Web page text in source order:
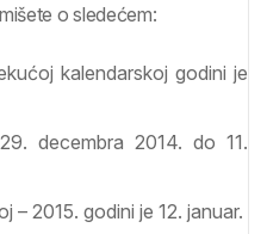
o sledećem:
kalendarskoj godini je
decembra 2014. do 11.
– 2015. godini je 12. januar.